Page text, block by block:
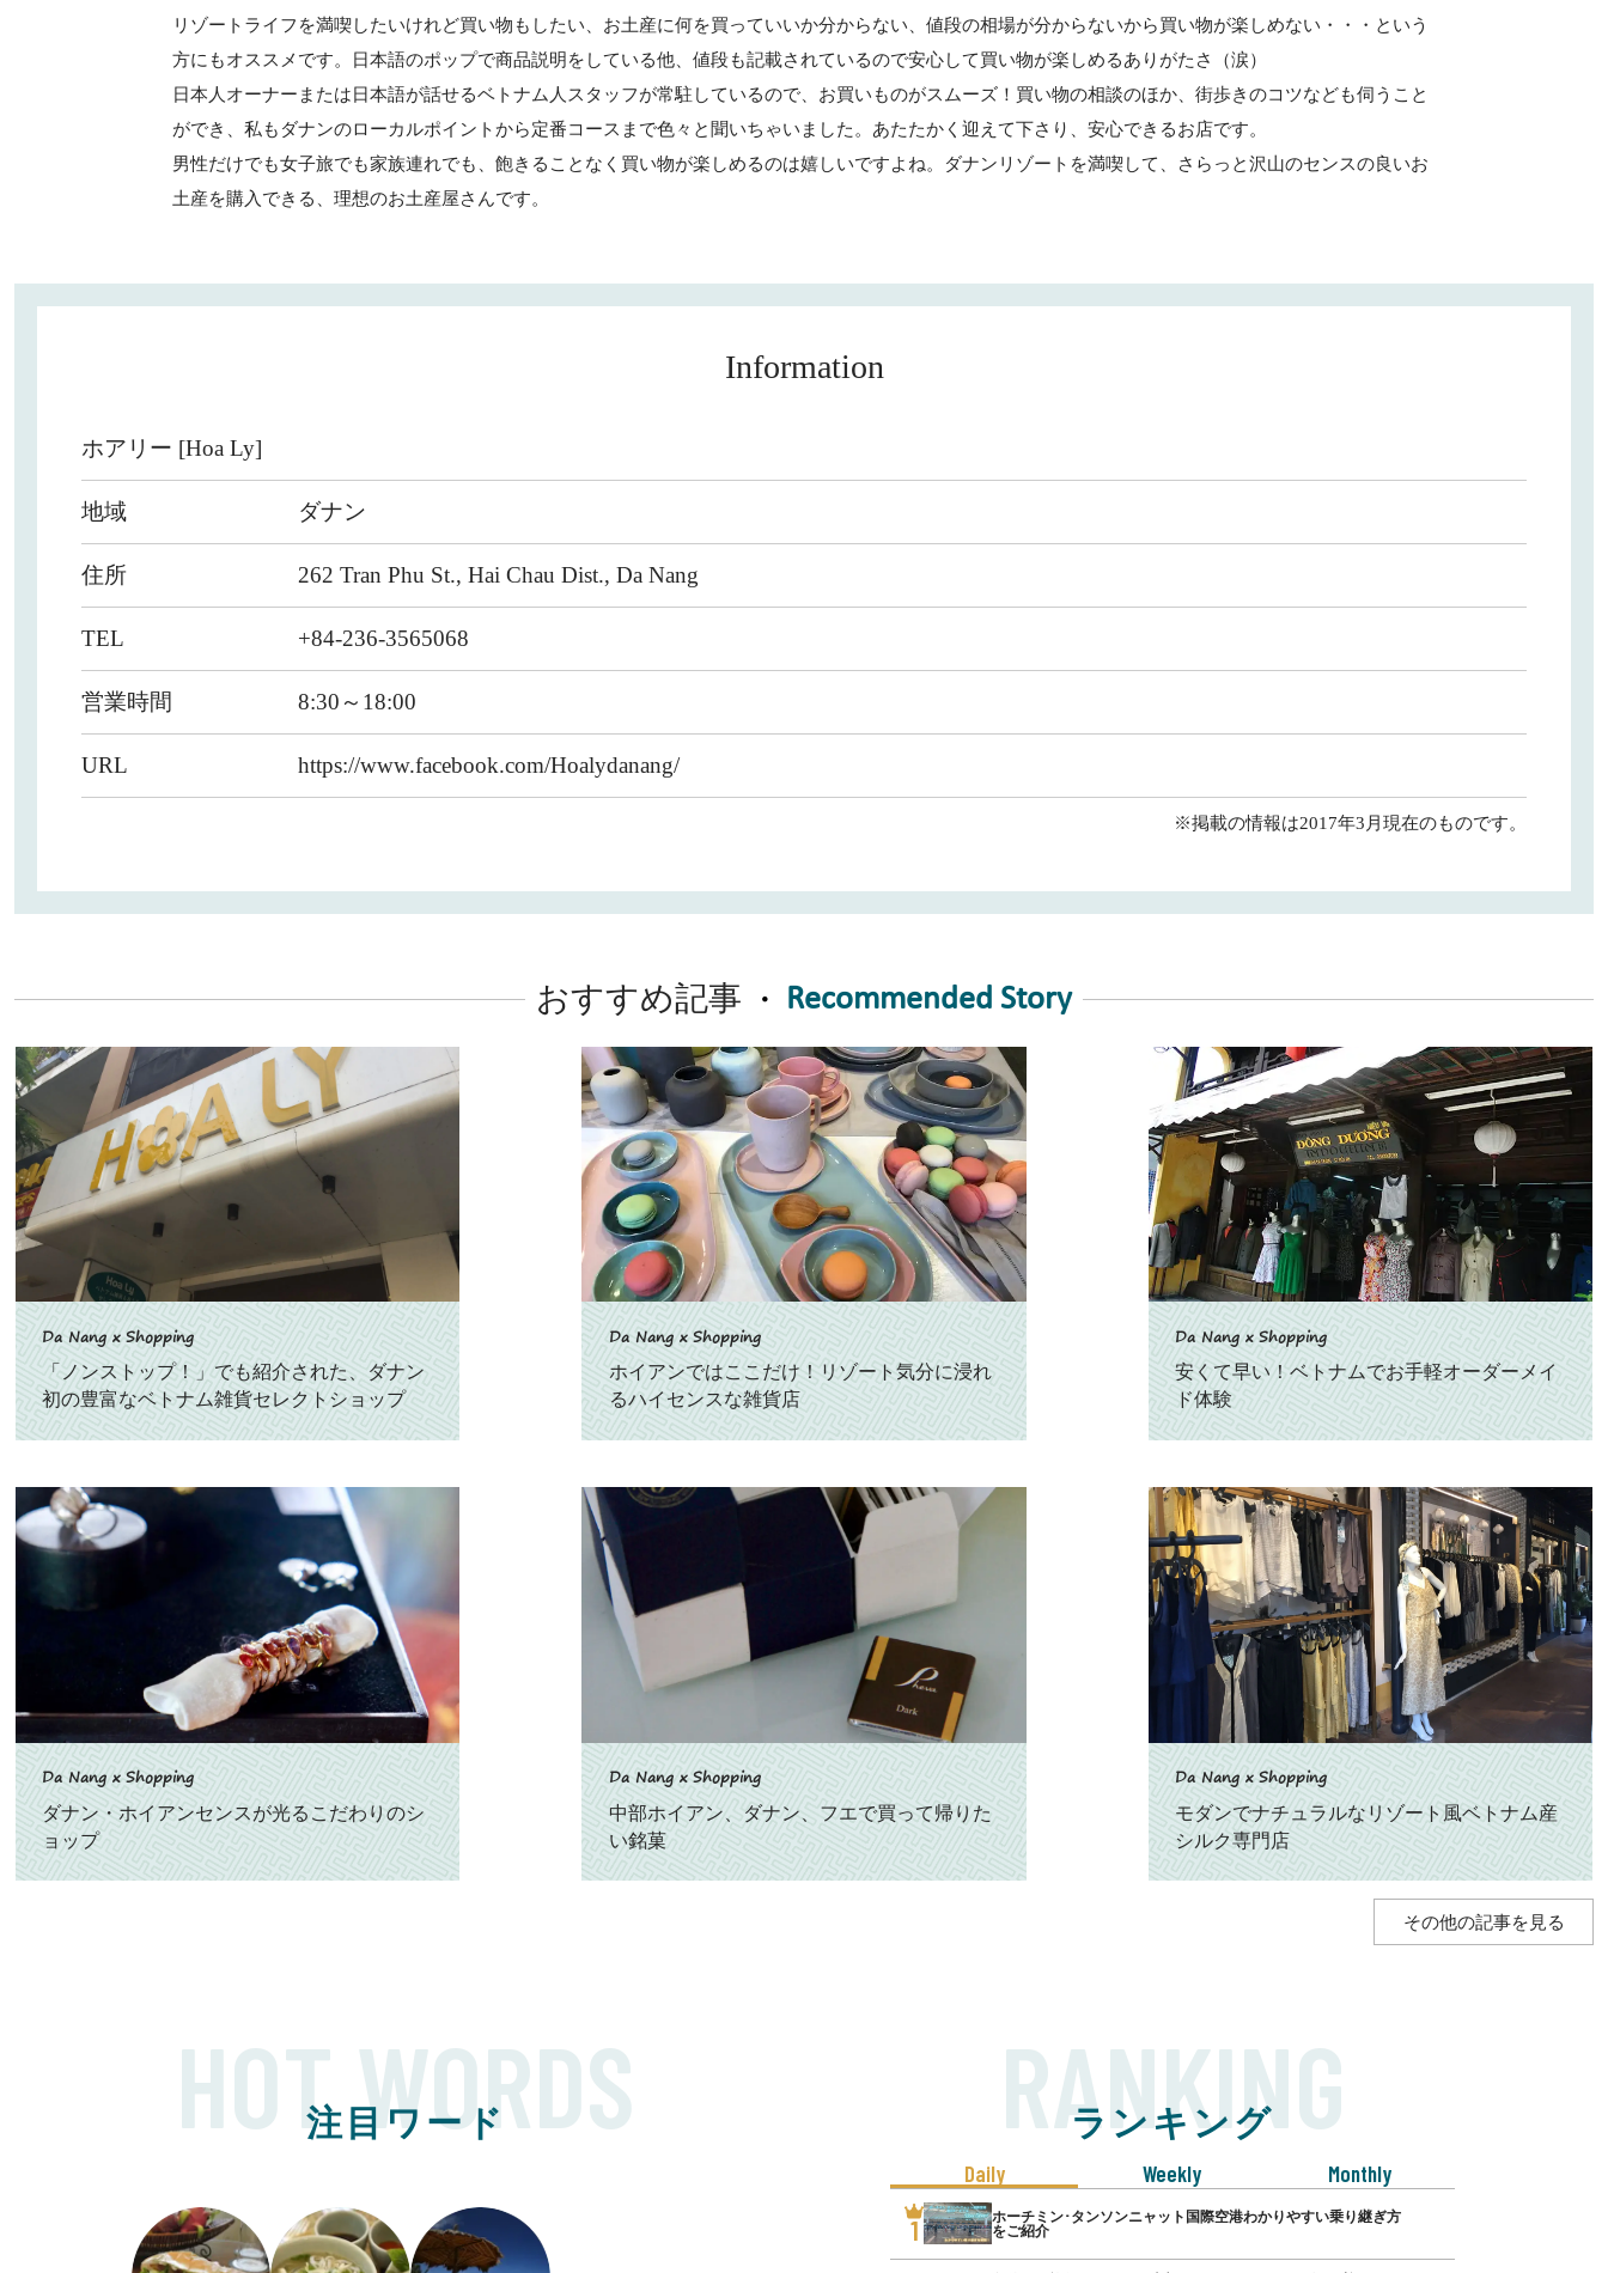
リゾートライフを満喫したいけれど買い物もしたい、お土産に何を買っていいか分からない、値段の相場が分からないから買い物が楽しめない・・・という
方にもオススメです。日本語のポップで商品説明をしている他、値段も記載されているので安心して買い物が楽しめるありがたさ（涙）
日本人オーナーまたは日本語が話せるベトナム人スタッフが常駐しているので、お買いものがスムーズ！買い物の相談のほか、街歩きのコツなども伺うこと
ができ、私もダナンのローカルポイントから定番コースまで色々と聞いちゃいました。あたたかく迎えて下さり、安心できるお店です。
男性だけでも女子旅でも家族連れでも、飽きることなく買い物が楽しめるのは嬉しいですよね。ダナンリゾートを満喫して、さらっと沢山のセンスの良いお
土産を購入できる、理想のお土産屋さんです。
Information
ホアリー [Hoa Ly]
地域 ダナン
住所 262 Tran Phu St., Hai Chau Dist., Da Nang
TEL +84-236-3565068
営業時間 8:30～18:00
URL https://www.facebook.com/Hoalydanang/
※掲載の情報は2017年3月現在のものです。
おすすめ記事 Recommended Story
Da Nang x Shopping
「ノンストップ！」でも紹介された、ダナン
初の豊富なベトナム雑貨セレクトショップ
Da Nang x Shopping
ホイアンではここだけ！リゾート気分に浸れ
るハイセンスな雑貨店
Da Nang x Shopping
安くて早い！ベトナムでお手軽オーダーメイ
ド体験
Da Nang x Shopping
ダナン・ホイアンセンスが光るこだわりのシ
ョップ
Da Nang x Shopping
中部ホイアン、ダナン、フエで買って帰りた
い銘菓
Da Nang x Shopping
モダンでナチュラルなリゾート風ベトナム産
シルク専門店
その他の記事を見る
HOT WORDS
注目ワード RANKING
ランキング
Daily Weekly Monthly
1
ホーチミン･タンソンニャット国際空港わかりやすい乗り継ぎ方
をご紹介